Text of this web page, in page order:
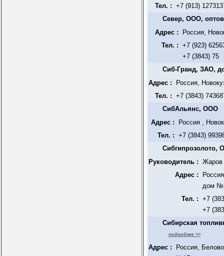
Тел. : +7 (913)
Север, ООО,
Адрес :
Россия,
Тел. : +7 (923)
+7 (3843) 75
Сиб-Гранд, ЗАО,
Адрес :
Россия,
Тел. : +7 (3843)
СибАльянс, ООО
Адрес :
Россия ,
Тел. : +7 (3843)
Сибгипрозолото,
Руководитель : Жаров
Адрес :
дом
Тел. : +7
+7
Сибирская
подробнее >>
Адрес :
Россия,